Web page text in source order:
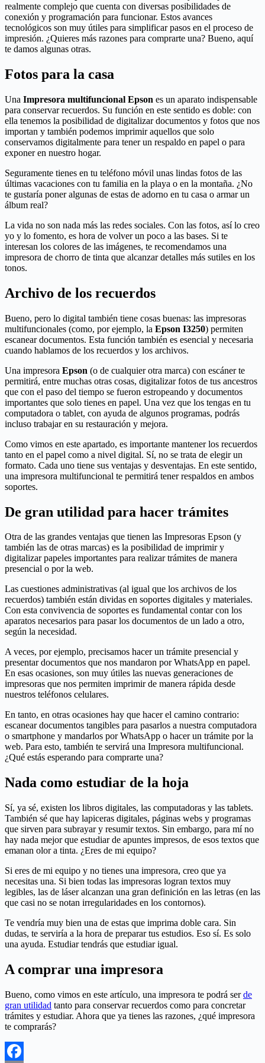
realmente complejo que cuenta con diversas posibilidades de
conexión y programación para funcionar. Estos avances
tecnológicos son muy útiles para simplificar pasos en el proceso de
impresión. ¿Quieres más razones para comprarte una? Bueno, aquí
te damos algunas otras.
Fotos para la casa
Una Impresora multifuncional Epson es un aparato indispensable
para conservar recuerdos. Su función en este sentido es doble: con
ella tenemos la posibilidad de digitalizar documentos y fotos que nos
importan y también podemos imprimir aquellos que solo
conservamos digitalmente para tener un respaldo en papel o para
exponer en nuestro hogar.
Seguramente tienes en tu teléfono móvil unas lindas fotos de las
últimas vacaciones con tu familia en la playa o en la montaña. ¿No
te gustaría poner algunas de estas de adorno en tu casa o armar un
álbum real?
La vida no son nada más las redes sociales. Con las fotos, así lo creo
yo y lo fomento, es hora de volver un poco a las bases. Si te
interesan los colores de las imágenes, te recomendamos una
impresora de chorro de tinta que alcanzar detalles más sutiles en los
tonos.
Archivo de los recuerdos
Bueno, pero lo digital también tiene cosas buenas: las impresoras
multifuncionales (como, por ejemplo, la Epson I3250) permiten
escanear documentos. Esta función también es esencial y necesaria
cuando hablamos de los recuerdos y los archivos.
Una impresora Epson (o de cualquier otra marca) con escáner te
permitirá, entre muchas otras cosas, digitalizar fotos de tus ancestros
que con el paso del tiempo se fueron estropeando y documentos
importantes que solo tienes en papel. Una vez que los tengas en tu
computadora o tablet, con ayuda de algunos programas, podrás
incluso trabajar en su restauración y mejora.
Como vimos en este apartado, es importante mantener los recuerdos
tanto en el papel como a nivel digital. Sí, no se trata de elegir un
formato. Cada uno tiene sus ventajas y desventajas. En este sentido,
una impresora multifuncional te permitirá tener respaldos en ambos
soportes.
De gran utilidad para hacer trámites
Otra de las grandes ventajas que tienen las Impresoras Epson (y
también las de otras marcas) es la posibilidad de imprimir y
digitalizar papeles importantes para realizar trámites de manera
presencial o por la web.
Las cuestiones administrativas (al igual que los archivos de los
recuerdos) también están dividas en soportes digitales y materiales.
Con esta convivencia de soportes es fundamental contar con los
aparatos necesarios para pasar los documentos de un lado a otro,
según la necesidad.
A veces, por ejemplo, precisamos hacer un trámite presencial y
presentar documentos que nos mandaron por WhatsApp en papel.
En esas ocasiones, son muy útiles las nuevas generaciones de
impresoras que nos permiten imprimir de manera rápida desde
nuestros teléfonos celulares.
En tanto, en otras ocasiones hay que hacer el camino contrario:
escanear documentos tangibles para pasarlos a nuestra computadora
o smartphone y mandarlos por WhatsApp o hacer un trámite por la
web. Para esto, también te servirá una Impresora multifuncional.
¿Qué estás esperando para comprarte una?
Nada como estudiar de la hoja
Sí, ya sé, existen los libros digitales, las computadoras y las tablets.
También sé que hay lapiceras digitales, páginas webs y programas
que sirven para subrayar y resumir textos. Sin embargo, para mí no
hay nada mejor que estudiar de apuntes impresos, de esos textos que
emanan olor a tinta. ¿Eres de mi equipo?
Si eres de mi equipo y no tienes una impresora, creo que ya
necesitas una. Si bien todas las impresoras logran textos muy
legibles, las de láser alcanzan una gran definición en las letras (en las
que casi no se notan irregularidades en los contornos).
Te vendría muy bien una de estas que imprima doble cara. Sin
dudas, te serviría a la hora de preparar tus estudios. Eso sí. Es solo
una ayuda. Estudiar tendrás que estudiar igual.
A comprar una impresora
Bueno, como vimos en este artículo, una impresora te podrá serde
gran utilidad tanto para conservar recuerdos como para concretar
trámites y estudiar. Ahora que ya tienes las razones, ¿qué impresora
te comprarás?